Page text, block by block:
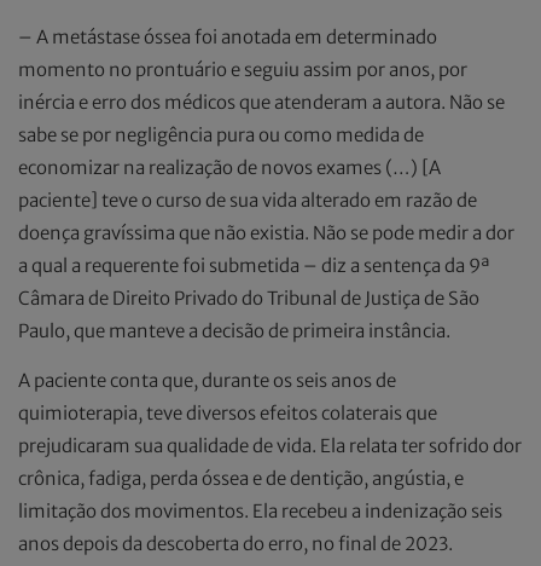
– A metástase óssea foi anotada em determinado
momento no prontuário e seguiu assim por anos, por
inércia e erro dos médicos que atenderam a autora. Não se
sabe se por negligência pura ou como medida de
economizar na realização de novos exames (…) [A
paciente] teve o curso de sua vida alterado em razão de
doença gravíssima que não existia. Não se pode medir a dor
a qual a requerente foi submetida – diz a sentença da 9ª
Câmara de Direito Privado do Tribunal de Justiça de São
Paulo, que manteve a decisão de primeira instância.
A paciente conta que, durante os seis anos de
quimioterapia, teve diversos efeitos colaterais que
prejudicaram sua qualidade de vida. Ela relata ter sofrido dor
crônica, fadiga, perda óssea e de dentição, angústia, e
limitação dos movimentos. Ela recebeu a indenização seis
anos depois da descoberta do erro, no final de 2023.